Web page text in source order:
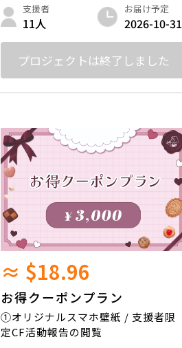
支援者
11人
お届け予定
2026-10-31
プロジェクトは終了しました
≈ $18.96
お得クーポンプラン
①オリジナルスマホ壁紙 / 支援者限
定CF活動報告の閲覧